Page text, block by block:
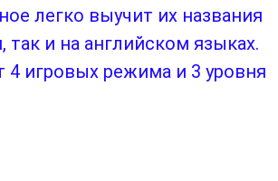
легко выучит их названия
так и на английском языках.
4 игровых режима и 3 уровня